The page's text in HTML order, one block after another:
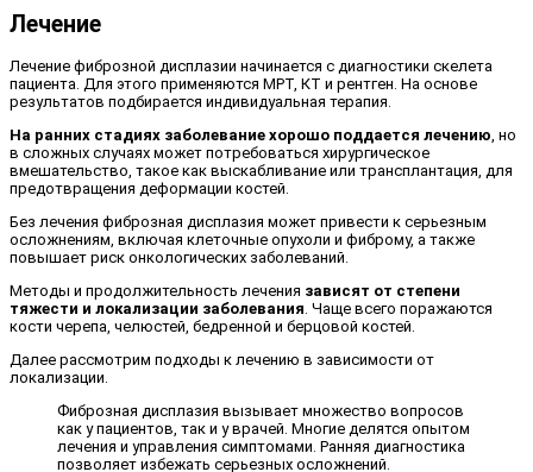
Лечение
Лечение фиброзной дисплазии начинается с диагностики скелета
пациента. Для этого применяются МРТ, КТ и рентген. На основе
результатов подбирается индивидуальная терапия.
На ранних стадиях заболевание хорошо поддается лечению, но
в сложных случаях может потребоваться хирургическое
вмешательство, такое как выскабливание или трансплантация, для
предотвращения деформации костей.
Без лечения фиброзная дисплазия может привести к серьезным
осложнениям, включая клеточные опухоли и фиброму, а также
повышает риск онкологических заболеваний.
Методы и продолжительность лечения зависят от степени
тяжести и локализации заболевания. Чаще всего поражаются
кости черепа, челюстей, бедренной и берцовой костей.
Далее рассмотрим подходы к лечению в зависимости от
локализации.
Фиброзная дисплазия вызывает множество вопросов
как у пациентов, так и у врачей. Многие делятся опытом
лечения и управления симптомами. Ранняя диагностика
позволяет избежать серьезных осложнений.